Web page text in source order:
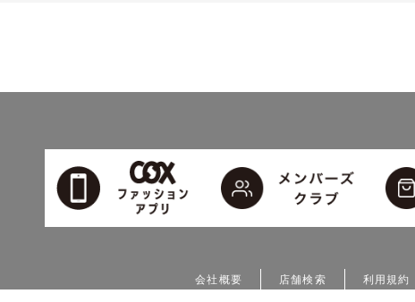
会社概要 店舗検索 利用規約